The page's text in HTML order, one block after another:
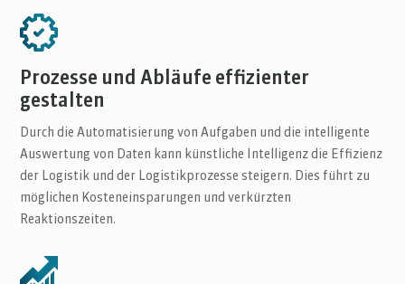
Prozesse und Abläufe effizienter
gestalten
Durch die Automatisierung von Aufgaben und die intelligente
Auswertung von Daten kann künstliche Intelligenz die Effizienz
der Logistik und der Logistikprozesse steigern. Dies führt zu
möglichen Kosteneinsparungen und verkürzten
Reaktionszeiten.